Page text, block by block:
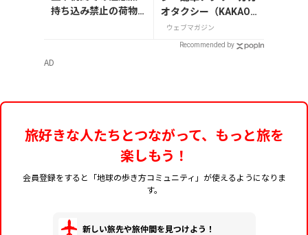
持ち込み禁止の荷物
オタクシー（KAKAO
T）」の登録・利用方
ウェブマガジン
Recommended by
AD
旅好きな人たちとつながって、もっと旅を
楽しもう！
会員登録をすると「地球の歩き方コミュニティ」が使えるようになりま
す。
新しい旅先や旅仲間を見つけよう！